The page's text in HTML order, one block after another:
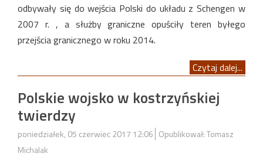
odbywały się do wejścia Polski do układu z Schengen w
2007 r. , a służby graniczne opuściły teren byłego
przejścia granicznego w roku 2014.
Czytaj dalej...
Polskie wojsko w kostrzyńskiej
twierdzy
poniedziałek, 05 czerwiec 2017 12:06 Opublikował: Tomasz
Michalak